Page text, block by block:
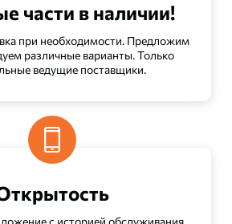
части в наличии!
при необходимости. Предложим
различные варианты. Только
ведущие поставщики.
с историей обслуживания.